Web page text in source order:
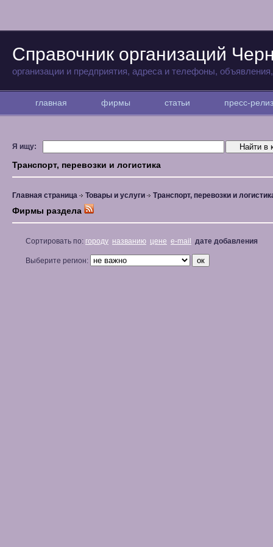
Справочник организаций
организации и предприятия, адреса и телефоны,
главная фирмы статьи пресс-
Я ищу:
Транспорт, перевозки и логистика
Главная страница Товары и услуги Транспорт, перевозки и
Фирмы раздела
Сортировать по: городу названию цене e-mail дате добавления
Выберите регион: